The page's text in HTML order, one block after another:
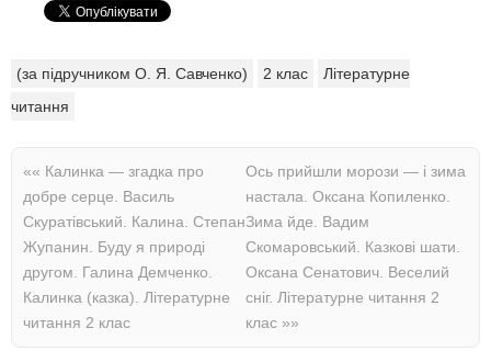
(за підручником О. Я. Савченко) 2 клас
Літературне
читання
«« Калинка — згадка про
добре серце. Василь
Скуратівський. Калина. Степан
Жупанин. Буду я природі
другом. Галина Демченко.
Калинка (казка). Літературне
читання 2 клас
Ось прийшли морози — і зима
настала. Оксана Копиленко.
Зима йде. Вадим
Скомаровський. Казкові шати.
Оксана Сенатович. Веселий
сніг. Літературне читання 2
клас »»